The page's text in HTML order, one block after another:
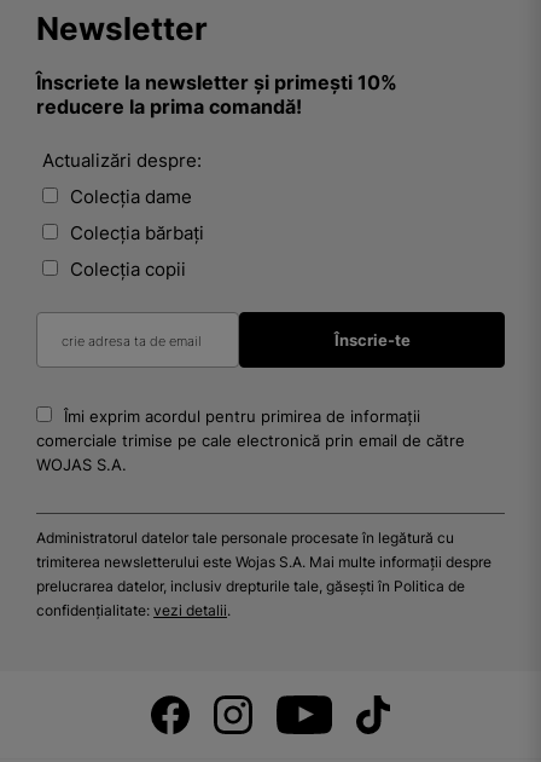
Newsletter
Înscriete la newsletter și primești 10%
reducere la prima comandă!
Actualizări despre:
Colecția dame
Colecția bărbați
Colecția copii
Îmi exprim acordul pentru primirea de informații
comerciale trimise pe cale electronică prin email de către
WOJAS S.A.
Administratorul datelor tale personale procesate în legătură cu
trimiterea newsletterului este Wojas S.A. Mai multe informații despre
prelucrarea datelor, inclusiv drepturile tale, găsești în Politica de
confidențialitate: vezi detalii.